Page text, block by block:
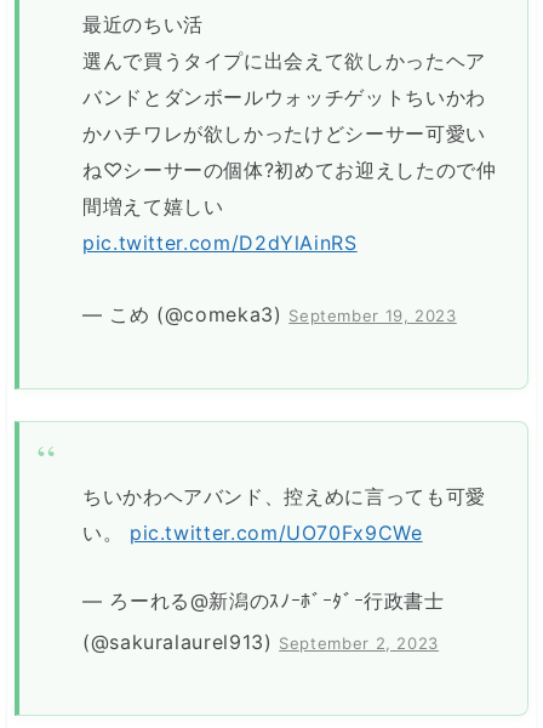
最近のちい活
選んで買うタイプに出会えて欲しかったヘア
バンドとダンボールウォッチゲットちいかわ
かハチワレが欲しかったけどシーサー可愛い
ね♡シーサーの個体?初めてお迎えしたので仲
間増えて嬉しい
pic.twitter.com/D2dYlAinRS
— こめ (@comeka3) September 19, 2023
ちいかわヘアバンド、控えめに言っても可愛
い。 pic.twitter.com/UO70Fx9CWe
— ろーれる@新潟のｽﾉｰﾎﾞｰﾀﾞｰ行政書士
(@sakuralaurel913) September 2, 2023